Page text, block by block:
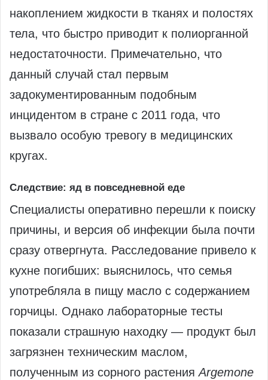
накоплением жидкости в тканях и полостях
тела, что быстро приводит к полиорганной
недостаточности. Примечательно, что
данный случай стал первым
задокументированным подобным
инцидентом в стране с 2011 года, что
вызвало особую тревогу в медицинских
кругах.
Следствие: яд в повседневной еде
Специалисты оперативно перешли к поиску
причины, и версия об инфекции была почти
сразу отвергнута. Расследование привело к
кухне погибших: выяснилось, что семья
употребляла в пищу масло с содержанием
горчицы. Однако лабораторные тесты
показали страшную находку — продукт был
загрязнен техническим маслом,
полученным из сорного растенияArgemone